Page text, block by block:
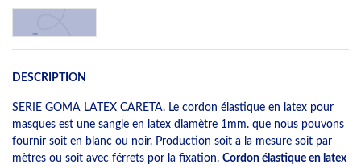
DESCRIPTION
SERIE GOMA LATEX CARETA. Le cordon élastique en latex pour
masques est une sangle en latex diamètre 1mm. que nous pouvons
fournir soit en blanc ou noir. Production soit a la mesure soit par
mètres ou soit avec férrets por la fixation. Cordon élastique en latex